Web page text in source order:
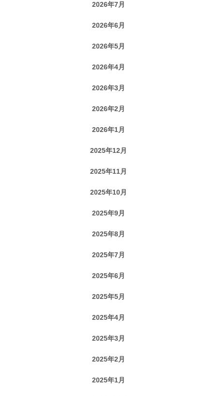
2026年7月
2026年6月
2026年5月
2026年4月
2026年3月
2026年2月
2026年1月
2025年12月
2025年11月
2025年10月
2025年9月
2025年8月
2025年7月
2025年6月
2025年5月
2025年4月
2025年3月
2025年2月
2025年1月